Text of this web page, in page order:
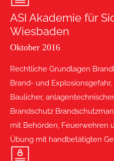
ASI Akademie für
Wiesbaden
Oktober 2016
Rechtliche Grundlagen
Brand- und Explosionsgefahr,
Baulicher,
Brandschutz
mit Behörden, Feuerwehren
Übung mit handbetätigten